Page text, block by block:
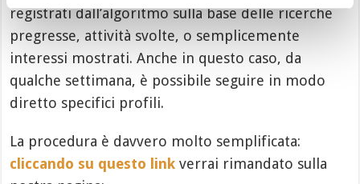
registrati dall’algoritmo sulla base delle ricerche
pregresse, attività svolte, o semplicemente
interessi mostrati. Anche in questo caso, da
qualche settimana, è possibile seguire in modo
diretto specifici profili.
La procedura è davvero molto semplificata:
cliccando su questo link verrai rimandato sulla